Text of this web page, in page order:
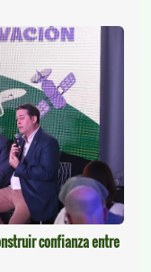
confianza entre